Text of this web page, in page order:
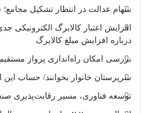
سهام عدالت در انتظار تشکیل
افزایش اعتبار کالابرگ
درباره افزایش مبلغ کالابرگ
بررسی امکان راه‌اندازی پرواز
سرپرستان خانوار بخوانند/ حساب این افراد ۴ میلیون تومان
توسعه فناوری، مسیر رقابت‌پذیری